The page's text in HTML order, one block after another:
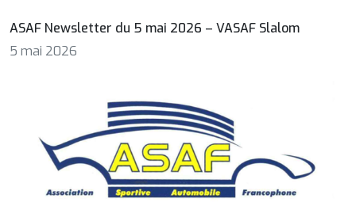
ASAF Newsletter du 5 mai 2026 – VASAF Slalom
5 mai 2026